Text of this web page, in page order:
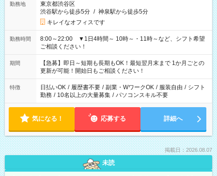
勤務地
東京都渋谷区
渋谷駅から徒歩5分 / 神泉駅から徒歩5分
キレイなオフィスです
勤務時間
8:00～22:00 ▼1日4時間～ 10時～・11時～など、シフト希望
ご相談ください！
期間
【急募】即日～短期も長期もOK！最短翌月末まで 1か月ごとの
更新が可能！開始日もご相談ください！
特徴 日払いOK / 履歴書不要 / 副業・WワークOK / 服装自由 / シフト
勤務 / 10名以上の大量募集 / パソコンスキル不要
気になる！ 応募する 詳細へ
掲載日：2026.08.07
未読